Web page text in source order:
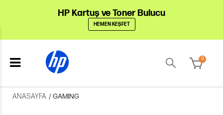
HP Kartuş ve Toner Bulucu
HEMEN KEŞFET
0
ANASAYFA /GAMING